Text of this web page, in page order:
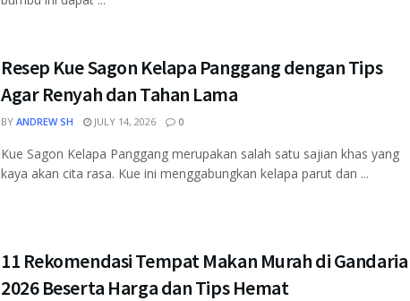
Resep Kue Sagon Kelapa Panggang dengan Tips
Agar Renyah dan Tahan Lama
BY ANDREW SH JULY 14, 2026 0
Kue Sagon Kelapa Panggang merupakan salah satu sajian khas yang
kaya akan cita rasa. Kue ini menggabungkan kelapa parut dan ...
11 Rekomendasi Tempat Makan Murah di Gandaria
2026 Beserta Harga dan Tips Hemat